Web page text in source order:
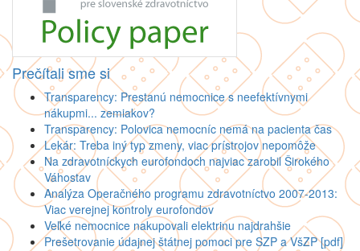
Prečítali sme si
Transparency: Prestanú nemocnice s neefektívnymi
nákupmi... zemiakov?
Transparency: Polovica nemocníc nemá na pacienta čas
Lekár: Treba iný typ zmeny, viac prístrojov nepomôže
Na zdravotníckych eurofondoch najviac zarobil Širokého
Váhostav
Analýza Operačného programu zdravotníctvo 2007-2013:
Viac verejnej kontroly eurofondov
Veľké nemocnice nakupovali elektrinu najdrahšie
Prešetrovanie údajnej štátnej pomoci pre SZP a VšZP [pdf]